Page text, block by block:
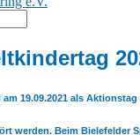
19.09.2021 als
werden. Beim Bielefelder